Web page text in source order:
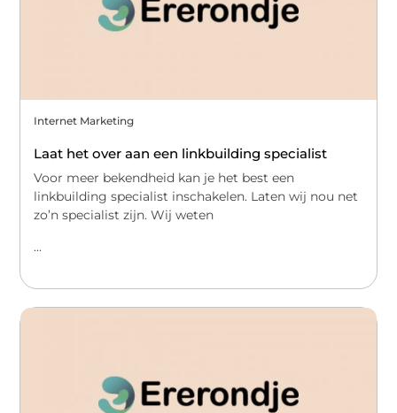
Internet Marketing
Laat het over aan een linkbuilding specialist
Voor meer bekendheid kan je het best een
linkbuilding specialist inschakelen. Laten wij nou net
zo’n specialist zijn. Wij weten
...